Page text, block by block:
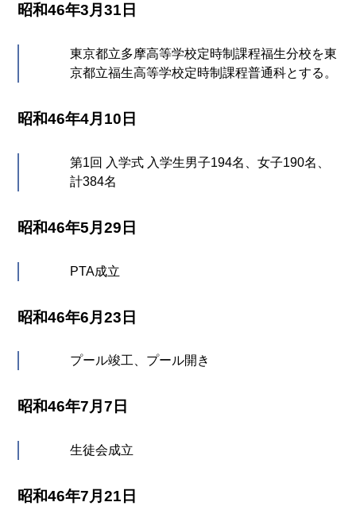
昭和46年3月31日
東京都立多摩高等学校定時制課程福生分校を東
京都立福生高等学校定時制課程普通科とする。
昭和46年4月10日
第1回 入学式 入学生男子194名、女子190名、
計384名
昭和46年5月29日
PTA成立
昭和46年6月23日
プール竣工、プール開き
昭和46年7月7日
生徒会成立
昭和46年7月21日